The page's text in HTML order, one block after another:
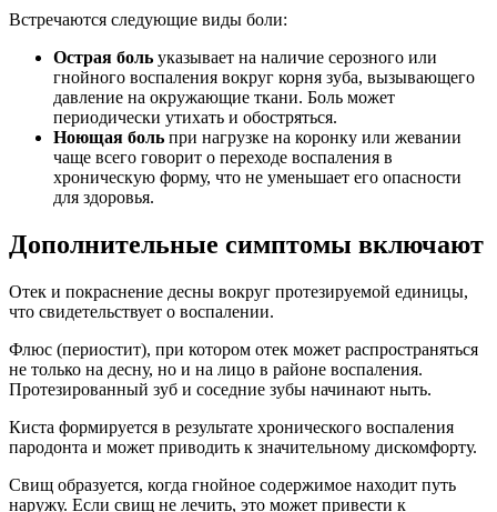
Встречаются следующие виды боли:
Острая боль указывает на наличие серозного или
гнойного воспаления вокруг корня зуба, вызывающего
давление на окружающие ткани. Боль может
периодически утихать и обостряться.
Ноющая боль при нагрузке на коронку или жевании
чаще всего говорит о переходе воспаления в
хроническую форму, что не уменьшает его опасности
для здоровья.
Дополнительные симптомы включают
Отек и покраснение десны вокруг протезируемой единицы,
что свидетельствует о воспалении.
Флюс (периостит), при котором отек может распространяться
не только на десну, но и на лицо в районе воспаления.
Протезированный зуб и соседние зубы начинают ныть.
Киста формируется в результате хронического воспаления
пародонта и может приводить к значительному дискомфорту.
Свищ образуется, когда гнойное содержимое находит путь
наружу. Если свищ не лечить, это может привести к